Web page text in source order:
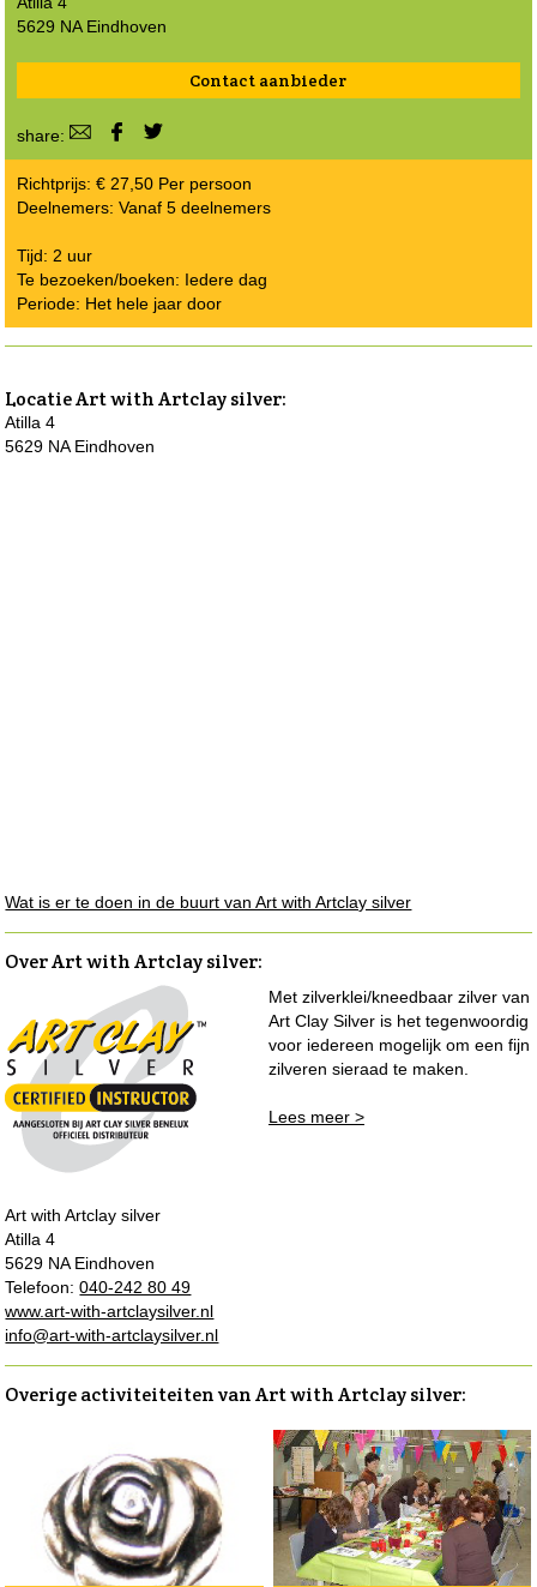
5629 NA Eindhoven
Contact aanbieder
share:
Richtprijs: € 27,50 Per persoon
Deelnemers: Vanaf 5 deelnemers
Tijd: 2 uur
Te bezoeken/boeken: Iedere dag
Periode: Het hele jaar door
LocatieArt with Artclay silver:
Atilla 4
5629 NA Eindhoven
Wat is er te doen in de buurt van Art with Artclay silver
Over Art with Artclay silver:
Art with Artclay silver
Atilla 4
5629 NA Eindhoven
Telefoon:040-242 80 49
www.art-with-artclaysilver.nl
info@art-with-artclaysilver.nl
Met zilverklei/kneedbaar zilver van
Art Clay Silver is het tegenwoordig
voor iedereen mogelijk om een fijn
zilveren sieraad te maken.
Lees meer >
Overige activiteiteiten van Art with Artclay silver: